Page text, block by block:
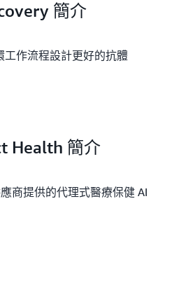
簡介
工作流程設計更好的抗體
Health 簡介
商提供的代理式醫療保健 AI